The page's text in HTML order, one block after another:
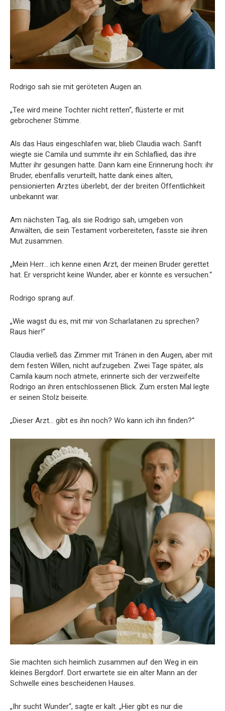
Rodrigo sah sie mit geröteten Augen an.
„Tee wird meine Tochter nicht retten“, flüsterte er mit
gebrochener Stimme.
Als das Haus eingeschlafen war, blieb Claudia wach. Sanft
wiegte sie Camila und summte ihr ein Schlaflied, das ihre
Mutter ihr gesungen hatte. Dann kam eine Erinnerung hoch: ihr
Bruder, ebenfalls verurteilt, hatte dank eines alten,
pensionierten Arztes überlebt, der der breiten Öffentlichkeit
unbekannt war.
Am nächsten Tag, als sie Rodrigo sah, umgeben von
Anwälten, die sein Testament vorbereiteten, fasste sie ihren
Mut zusammen.
„Mein Herr… ich kenne einen Arzt, der meinen Bruder gerettet
hat. Er verspricht keine Wunder, aber er könnte es versuchen.“
Rodrigo sprang auf.
„Wie wagst du es, mit mir von Scharlatanen zu sprechen?
Raus hier!“
Claudia verließ das Zimmer mit Tränen in den Augen, aber mit
dem festen Willen, nicht aufzugeben. Zwei Tage später, als
Camila kaum noch atmete, erinnerte sich der verzweifelte
Rodrigo an ihren entschlossenen Blick. Zum ersten Mal legte
er seinen Stolz beiseite.
„Dieser Arzt… gibt es ihn noch? Wo kann ich ihn finden?“
Sie machten sich heimlich zusammen auf den Weg in ein
kleines Bergdorf. Dort erwartete sie ein alter Mann an der
Schwelle eines bescheidenen Hauses.
„Ihr sucht Wunder“, sagte er kalt. „Hier gibt es nur die